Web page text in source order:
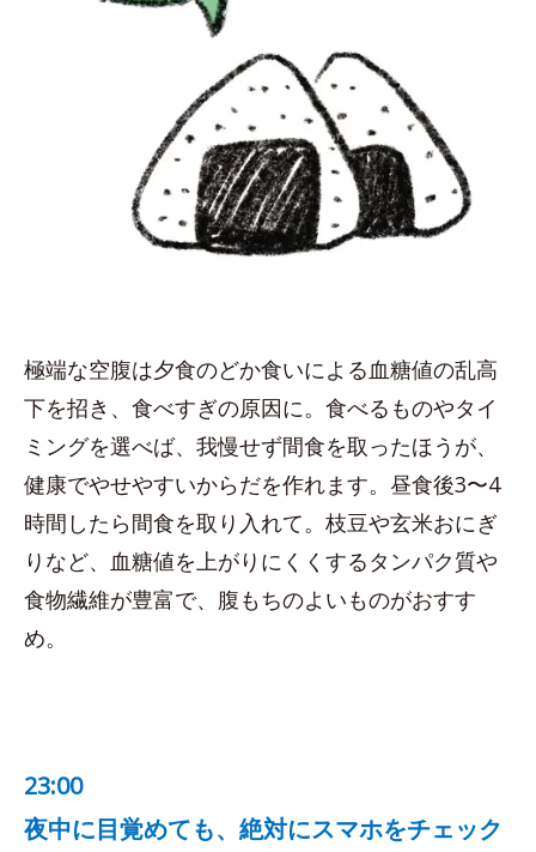
極端な空腹は夕食のどか食いによる血糖値の乱高
下を招き、食べすぎの原因に。食べるものやタイ
ミングを選べば、我慢せず間食を取ったほうが、
健康でやせやすいからだを作れます。昼食後3〜4
時間したら間食を取り入れて。枝豆や玄米おにぎ
りなど、血糖値を上がりにくくするタンパク質や
食物繊維が豊富で、腹もちのよいものがおすす
め。
23:00
夜中に目覚めても、絶対にスマホをチェック